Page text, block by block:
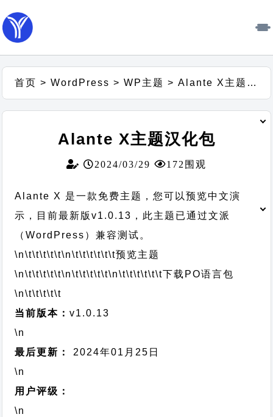
首页 >WordPress >WP主题 >Alante X主题汉化包
Alante X主题汉化包
2024/03/29 172围观
Alante X 是一款免费主题，您可以预览中文演
示，目前最新版v1.0.13，此主题已通过文派
（WordPress）兼容测试。
\n\t\t\t\t\t\n\t\t\t\t\t\t预览主题
\n\t\t\t\t\t\n\t\t\t\t\t\n\t\t\t\t\t\t下载PO语言包
\n\t\t\t\t\t
当前版本：v1.0.13
\n
最后更新：
2024年01月25日
\n
用户评级：
\n